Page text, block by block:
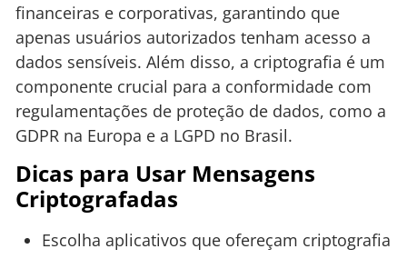
financeiras e corporativas, garantindo que
apenas usuários autorizados tenham acesso a
dados sensíveis. Além disso, a criptografia é um
componente crucial para a conformidade com
regulamentações de proteção de dados, como a
GDPR na Europa e a LGPD no Brasil.
Dicas para Usar Mensagens
Criptografadas
Escolha aplicativos que ofereçam criptografia